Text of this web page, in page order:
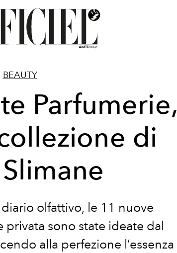
BEAUTY
Parfumerie,
di
olfattivo, le 11 nuove
sono state ideate dal
alla perfezione l’essenza